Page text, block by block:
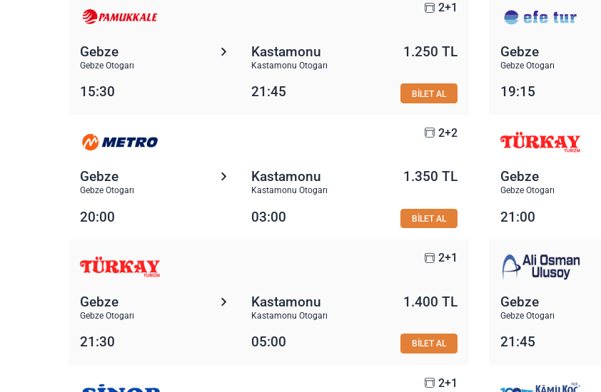
2+1
Gebze
Gebze Otogarı
Kastamonu
Kastamonu Otogarı
1.250 TL
15:30 21:45 BİLET AL
Gebze
Gebze Otogarı
19:15
2+2
Gebze
Gebze Otogarı
Kastamonu
Kastamonu Otogarı
1.350 TL
20:00 03:00 BİLET AL
Gebze
Gebze Otogarı
21:00
2+1
Gebze
Gebze Otogarı
Kastamonu
Kastamonu Otogarı
1.400 TL
21:30 05:00 BİLET AL
Gebze
Gebze Otogarı
21:45
2+1